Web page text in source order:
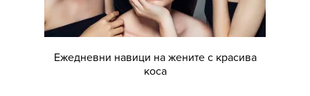
Ежедневни навици на жените с красива
коса